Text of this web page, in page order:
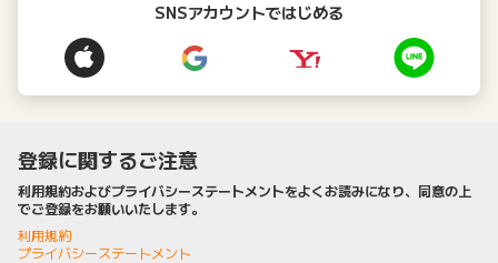
SNSアカウントではじめる
登録に関するご注意
利用規約およびプライバシーステートメントをよくお読みになり、同意の上
でご登録をお願いいたします。
利用規約
プライバシーステートメント